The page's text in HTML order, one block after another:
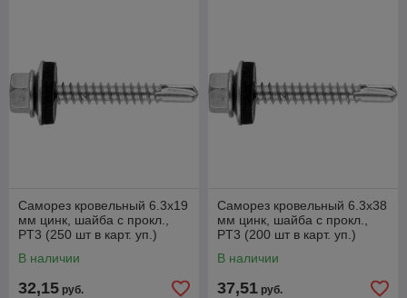
Саморез кровельный 6.3х19
мм цинк, шайба с прокл.,
PT3 (250 шт в карт. уп.)
В наличии
32,15 руб.
Саморез кровельный 6.3х38
мм цинк, шайба с прокл.,
PT3 (200 шт в карт. уп.)
В наличии
37,51 руб.